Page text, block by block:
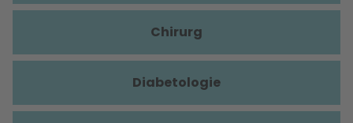
Chirurg
Diabetologie